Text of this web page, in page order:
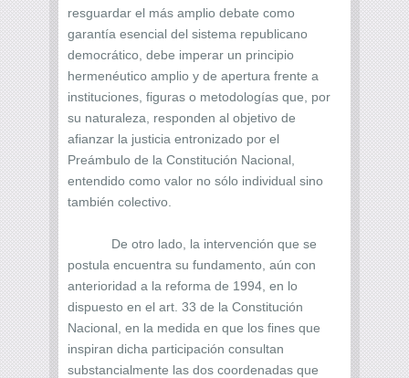
resguardar el más amplio debate como
garantía esencial del sistema republicano
democrático, debe imperar un principio
hermenéutico amplio y de apertura frente a
instituciones, figuras o metodologías que, por
su naturaleza, responden al objetivo de
afianzar la justicia entronizado por el
Preámbulo de la Constitución Nacional,
entendido como valor no sólo individual sino
también colectivo.
De otro lado, la intervención que se
postula encuentra su fundamento, aún con
anterioridad a la reforma de 1994, en lo
dispuesto en el art. 33 de la Constitución
Nacional, en la medida en que los fines que
inspiran dicha participación consultan
substancialmente las dos coordenadas que